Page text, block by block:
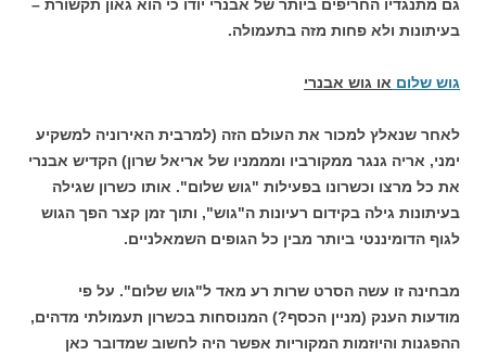
גם מתנגדיו החריפים ביותר של אבנרי יודו כי הוא גאון תקשורת –
בעיתונות ולא פחות מזה בתעמולה.
גוש שלום או גוש אבנרי
לאחר שנאלץ למכור את העולם הזה (למרבית האירוניה למשקיע
ימני, אריה גנגר ממקורביו ומממניו של אריאל שרון) הקדיש אבנרי
את כל מרצו וכשרונו בפעילות "גוש שלום". אותו כשרון שגילה
בעיתונות גילה בקידום רעיונות ה"גוש", ותוך זמן קצר הפך הגוש
לגוף הדומיננטי ביותר מבין כל הגופים השמאלניים.
מבחינה זו עשה הסרט שרות רע מאד ל"גוש שלום". על פי
מודעות הענק (מניין הכסף?) המנוסחות בכשרון תעמולתי מדהים,
ההפגנות והיוזמות המקוריות אפשר היה לחשוב שמדובר כאן